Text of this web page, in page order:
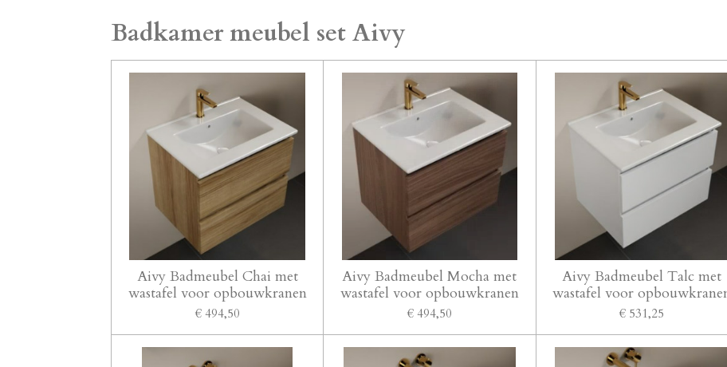
Badkamer meubel set Aivy
Aivy Badmeubel Chai met
wastafel voor opbouwkranen
€ 494,50
Aivy Badmeubel Mocha met
wastafel voor opbouwkranen
€ 494,50
Aivy Badmeubel Talc met
wastafel voor
€ 531,25